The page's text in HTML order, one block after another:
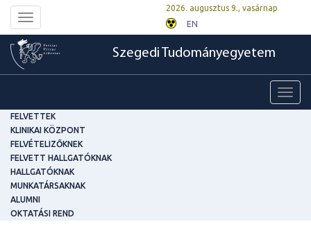
Toggle
navigation
2026. augusztus 9., vasárnap
EN
Szegedi Tudományegyetem
FELVETTEK
KLINIKAI KÖZPONT
FELVÉTELIZŐKNEK
FELVETT HALLGATÓKNAK
HALLGATÓKNAK
MUNKATÁRSAKNAK
ALUMNI
OKTATÁSI REND